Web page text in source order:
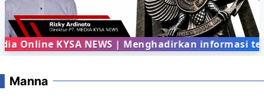
KYSA NEWS | Menghadirkan informasi
Manna